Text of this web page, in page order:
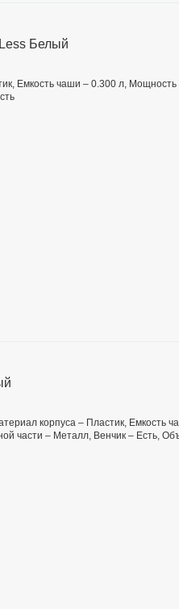
Белый
Емкость чаши – 0.300 л,
корпуса – Пластик, Емкость
части – Металл, Венчик – Есть,